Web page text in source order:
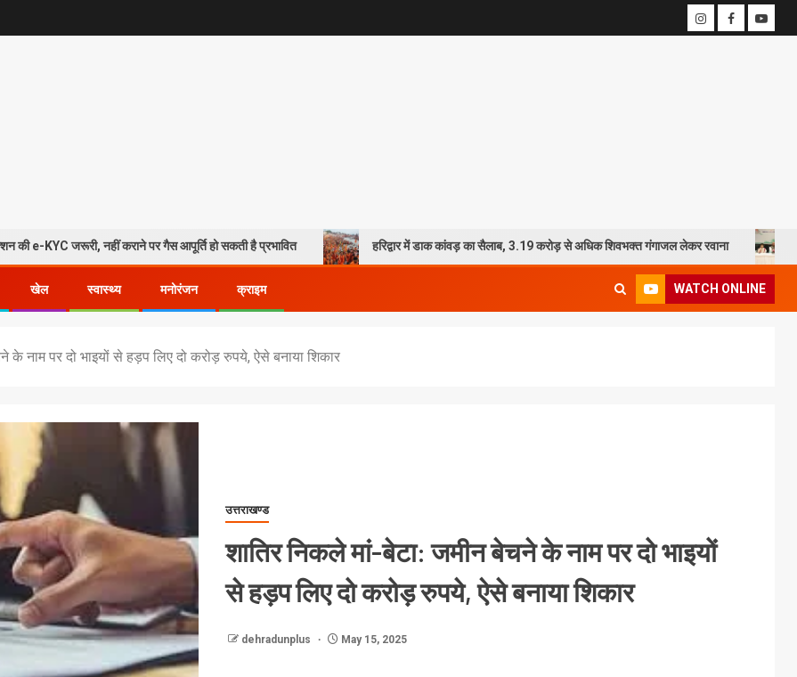
नहीं कराने पर गैस आपूर्ति हो सकती है प्रभावित हरिद्वार में डाक कांवड़ का सैलाब, 3.19 करोड़ से अधिक शिवभक्त गंगाजल लेकर रवाना 2027 की
खेल स्वास्थ्य मनोरंजन क्राइम WATCH ONLINE
के नाम पर दो भाइयों से हड़प लिए दो करोड़ रुपये, ऐसे बनाया शिकार
उत्तराखण्ड
शातिर निकले मां-बेटा: जमीन बेचने के नाम पर दो भाइयों
से हड़प लिए दो करोड़ रुपये, ऐसे बनाया शिकार
dehradunplus May 15, 2025